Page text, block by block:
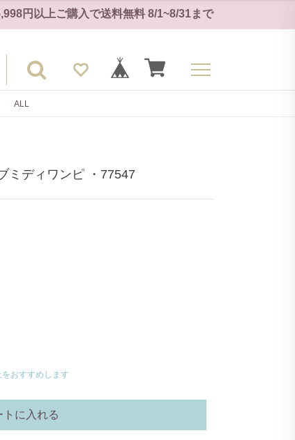
円以上ご購入で送料無料 8/1~8/31まで
ALL
ミディワンピ ・77547
おすすめします
トに入れる